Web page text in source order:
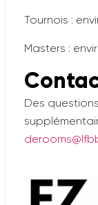
Tournois :
Masters :
Des